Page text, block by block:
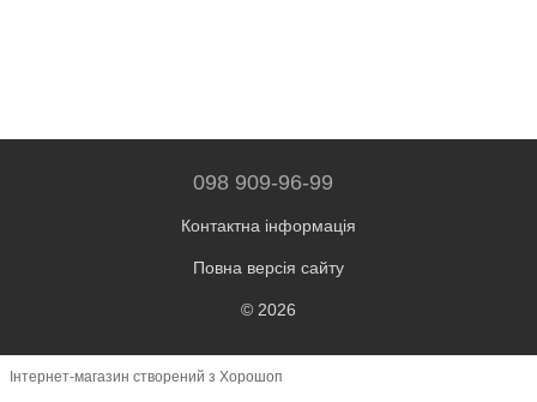
098 909-96-99
Контактна інформація
Повна версія сайту
© 2026
Інтернет-магазин створений з Хорошоп